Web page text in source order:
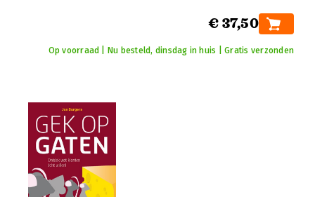
€ 37,50
Op voorraad | Nu besteld, dinsdag in huis | Gratis verzonden